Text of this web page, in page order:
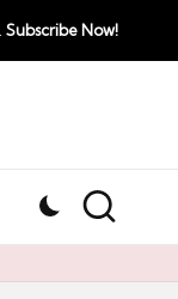
Subscribe Now!